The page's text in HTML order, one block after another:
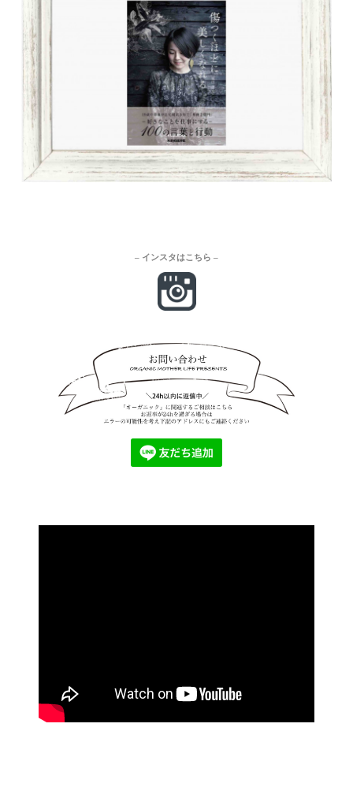
– インスタはこちら –